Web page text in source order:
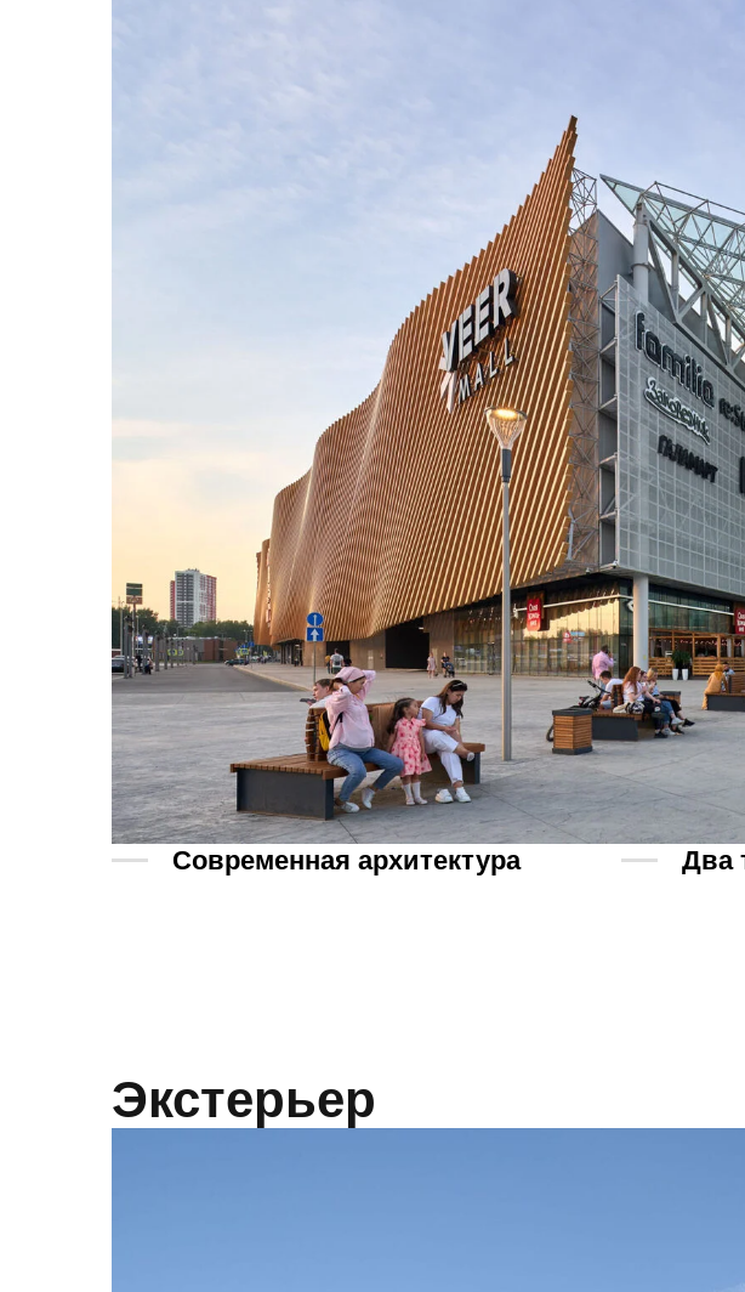
Современная архитектура Два
Экстерьер